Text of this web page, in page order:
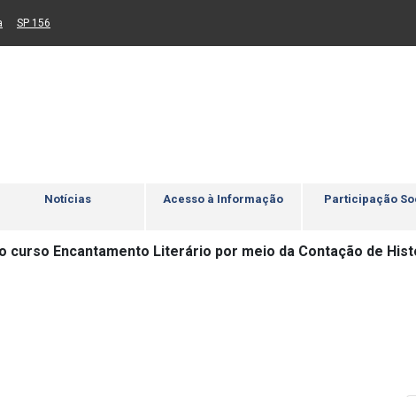
Ir para rodapé
(Link para um novo sítio)
SP 156
Notícias Acesso à Informação Participação
curso Encantamento Literário por meio da Contação de